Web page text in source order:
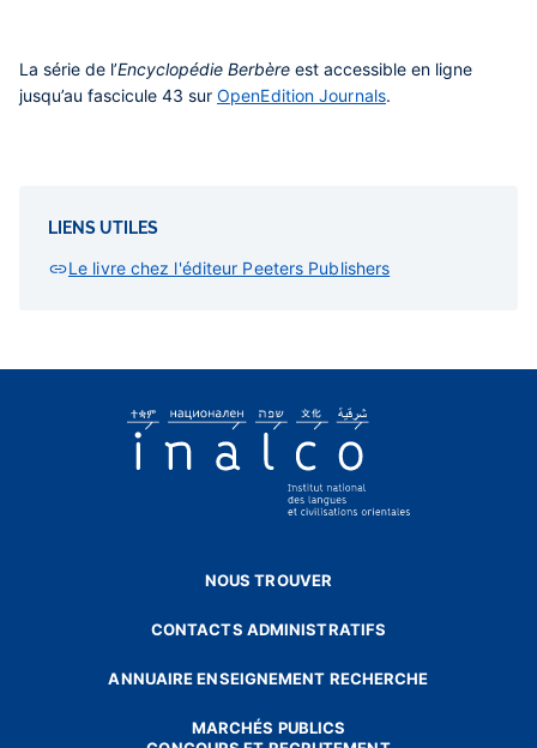
La série de l’Encyclopédie Berbère est accessible en ligne
jusqu’au fascicule 43 sur OpenEdition Journals.
LIENS UTILES
Le livre chez l'éditeur Peeters Publishers
NOUS TROUVER
CONTACTS ADMINISTRATIFS
ANNUAIRE ENSEIGNEMENT RECHERCHE
MARCHÉS PUBLICS